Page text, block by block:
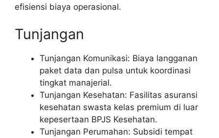
efisiensi biaya operasional.
Tunjangan
Tunjangan Komunikasi: Biaya langganan
paket data dan pulsa untuk koordinasi
tingkat manajerial.
Tunjangan Kesehatan: Fasilitas asuransi
kesehatan swasta kelas premium di luar
kepesertaan BPJS Kesehatan.
Tunjangan Perumahan: Subsidi tempat